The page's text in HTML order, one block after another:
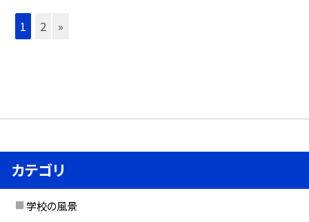
1 2 »
カテゴリ
学校の風景